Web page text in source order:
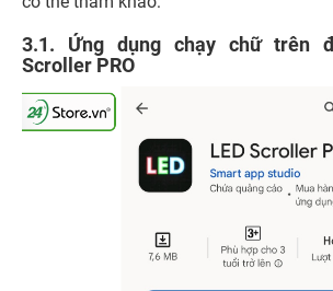
3.1. Ứng dụng chạy chữ trên
Scroller PRO